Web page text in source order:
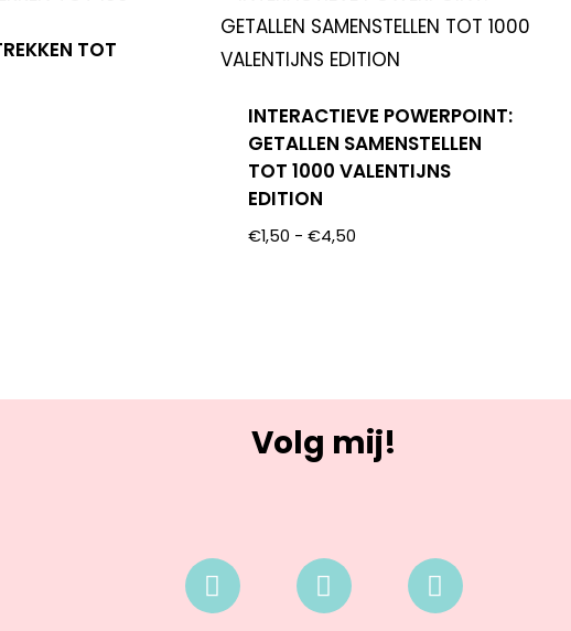
TOT
INTERACTIEVE POWERPOINT:
GETALLEN SAMENSTELLEN
TOT 1000 VALENTIJNS
EDITION
€1,50 - €4,50
Volg mij!